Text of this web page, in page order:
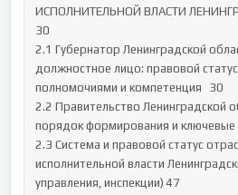
ИСПОЛНИТЕЛЬНОЙ ВЛАСТИ
30
2.1 Губернатор Ленинградской
должностное лицо: правовой
полномочиями и компетенция	30
2.2 Правительство Ленинградской
порядок формирования и ключевые
2.3 Система и правовой статус
исполнительной власти
управления, инспекции)	47